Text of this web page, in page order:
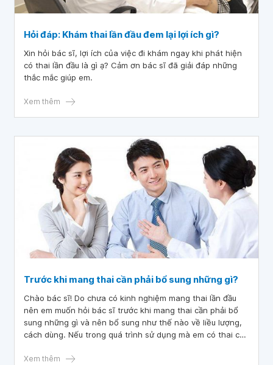
Hỏi đáp: Khám thai lần đầu đem lại lợi ích gì?
Xin hỏi bác sĩ, lợi ích của việc đi khám ngay khi phát hiện
có thai lần đầu là gì ạ? Cảm ơn bác sĩ đã giải đáp những
thắc mắc giúp em.
Xem thêm
Trước khi mang thai cần phải bổ sung những gì?
Chào bác sĩ! Do chưa có kinh nghiệm mang thai lần đầu
nên em muốn hỏi bác sĩ trước khi mang thai cần phải bổ
sung những gì và nên bổ sung như thế nào về liều lượng,
cách dùng. Nếu trong quá trình sử dụng mà em có thai có
Xem thêm